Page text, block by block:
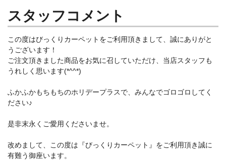
スタッフコメント
この度はびっくりカーペットをご利用頂きまして、誠にありがと
うございます！
ご注文頂きました商品をお気に召していただけ、当店スタッフも
うれしく思います(*^^*)
ふかふかもちもちのホリデープラスで、みんなでゴロゴロしてく
ださい♪
是非末永くご愛用くださいませ。
改めまして、この度は『びっくりカーペット』をご利用頂き誠に
有難う御座います。